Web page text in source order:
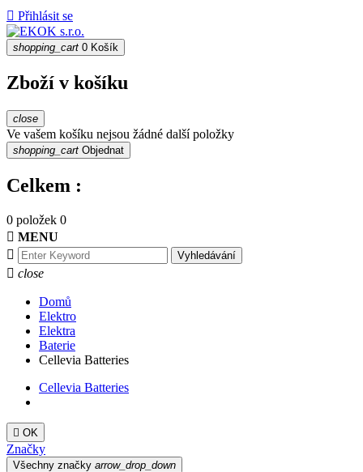
 Přihlásit se
shopping_cart 0 Košík
Zboží v košíku
close
Ve vašem košíku nejsou žádné další položky
shopping_cart Objednat
Celkem :
0 položek 0
 MENU

Vyhledávání
 close
Domů
Elektro
Elektra
Baterie
Cellevia Batteries
Cellevia Batteries
 OK
Značky
Všechny značky arrow_drop_down